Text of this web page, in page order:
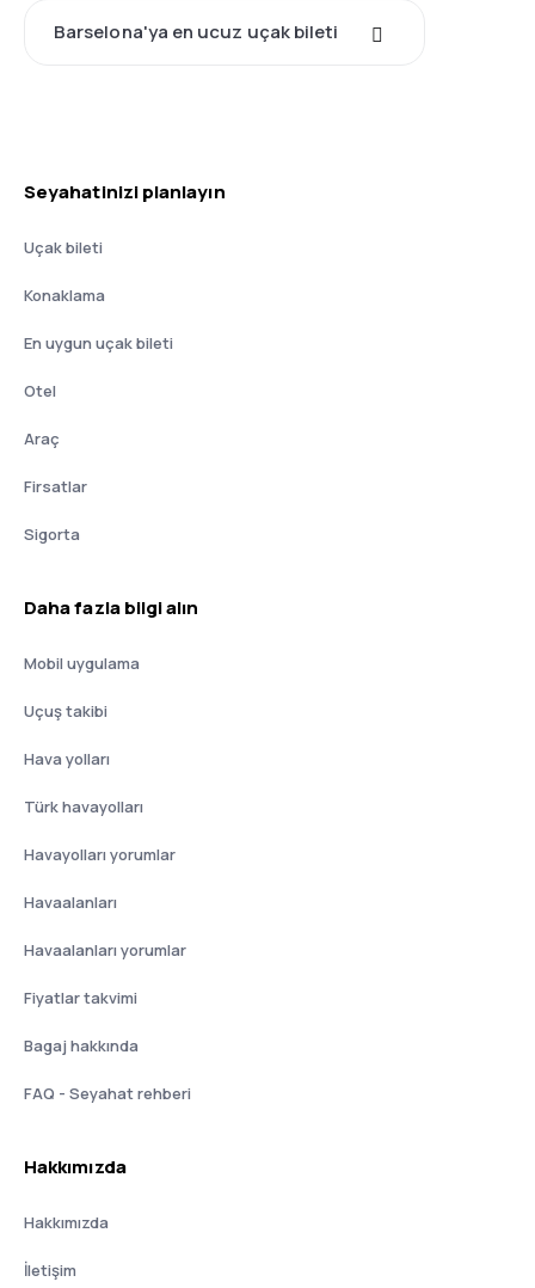
Barselona'ya en ucuz uçak bileti
Seyahatinizi planlayın
Uçak bileti
Konaklama
En uygun uçak bileti
Otel
Araç
Firsatlar
Sigorta
Daha fazla bilgi alın
Mobil uygulama
Uçuş takibi
Hava yolları
Türk havayolları
Havayolları yorumlar
Havaalanları
Havaalanları yorumlar
Fiyatlar takvimi
Bagaj hakkında
FAQ - Seyahat rehberi
Hakkımızda
Hakkımızda
İletişim